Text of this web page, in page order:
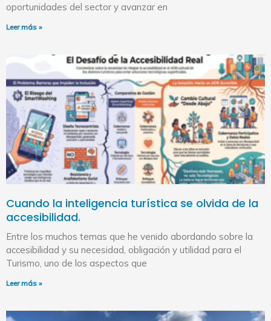
oportunidades del sector y avanzar en
Leer más »
Cuando la inteligencia turística se olvida de la
accesibilidad.
Entre los muchos temas que he venido abordando sobre la
accesibilidad y su necesidad, obligación y utilidad para el
Turismo, uno de los aspectos que
Leer más »